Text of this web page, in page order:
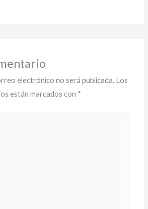
electrónico no será publicada. Los
están marcados con *